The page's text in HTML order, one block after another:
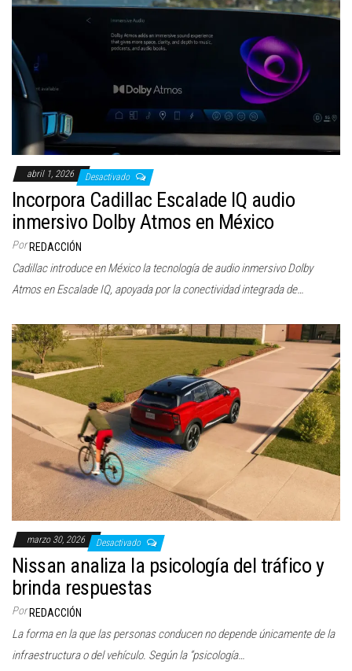
abril 1, 2026 Desactivado
Incorpora Cadillac Escalade IQ audio
inmersivo Dolby Atmos en México
Por REDACCIÓN
Cadillac introduce en México la tecnología de audio inmersivo Dolby
Atmos en Escalade IQ, apoyada por la conectividad integrada de…
marzo 30, 2026 Desactivado
Nissan analiza la psicología del tráfico y
brinda respuestas
Por REDACCIÓN
La forma en la que las personas conducen no depende únicamente de la
infraestructura o del vehículo. Según la “psicología…